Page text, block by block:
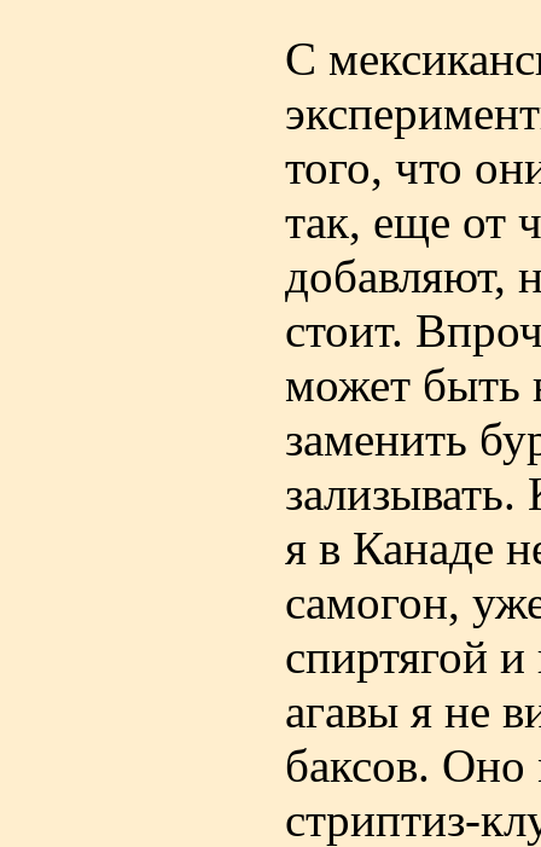
С
того, что
так, еще от
добавляют,
стоит.
может быть
заменить
я в Канаде
самогон,
спиртягой
агавы я не
баксов.
стриптиз-